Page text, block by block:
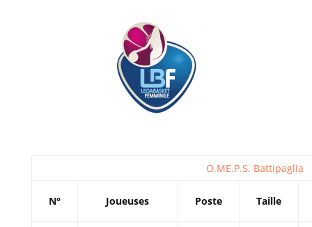
O.ME.P.S. Battipaglia
N° Joueuses Poste Taille